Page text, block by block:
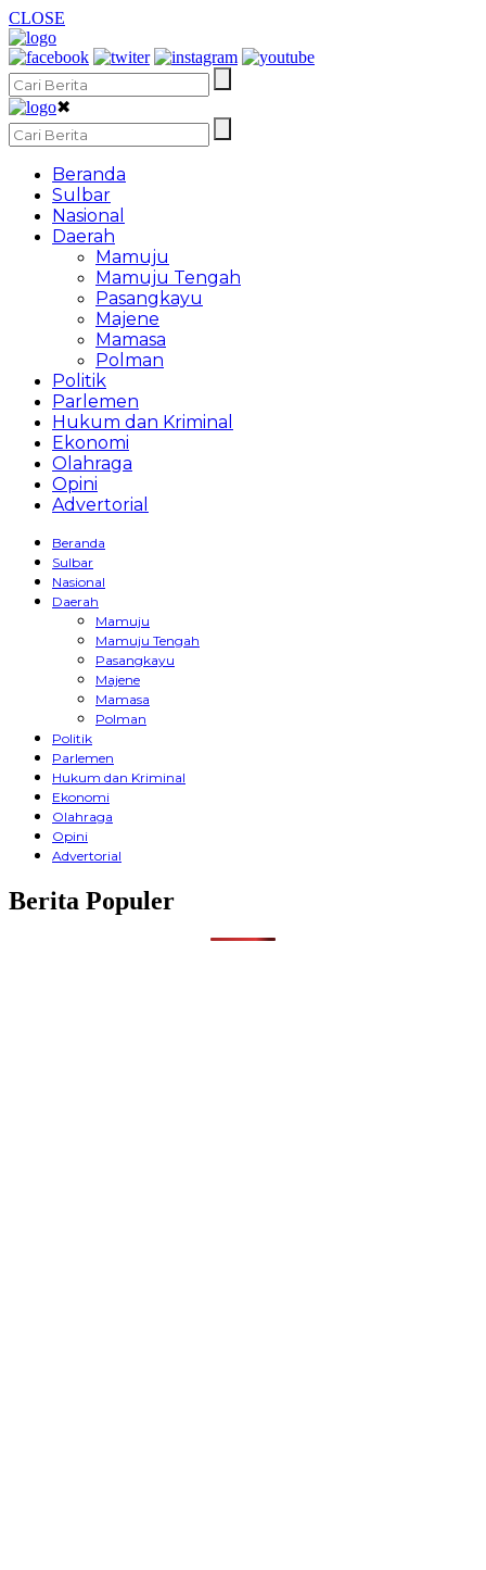
CLOSE
✖
Beranda
Sulbar
Nasional
Daerah
Mamuju
Mamuju Tengah
Pasangkayu
Majene
Mamasa
Polman
Politik
Parlemen
Hukum dan Kriminal
Ekonomi
Olahraga
Opini
Advertorial
Beranda
Sulbar
Nasional
Daerah
Mamuju
Mamuju Tengah
Pasangkayu
Majene
Mamasa
Polman
Politik
Parlemen
Hukum dan Kriminal
Ekonomi
Olahraga
Opini
Advertorial
Berita Populer